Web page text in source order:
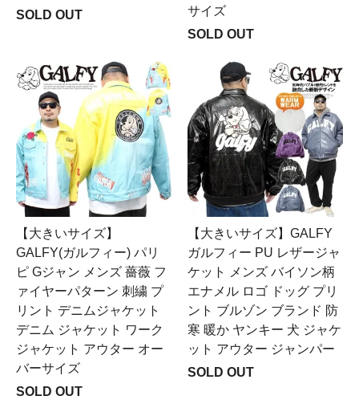
SOLD OUT
サイズ
SOLD OUT
【大きいサイズ】
GALFY(ガルフィー) パリ
ピ Gジャン メンズ 薔薇 フ
ァイヤーパターン 刺繍 プ
リント デニムジャケット
デニム ジャケット ワーク
ジャケット アウター オー
バーサイズ
SOLD OUT
【大きいサイズ】GALFY
ガルフィー PU レザージャ
ケット メンズ バイソン柄
エナメル ロゴ ドッグ プリ
ント ブルゾン ブランド 防
寒 暖か ヤンキー 犬 ジャケ
ット アウター ジャンパー
SOLD OUT